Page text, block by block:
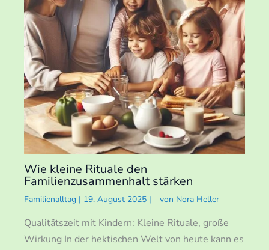
Wie kleine Rituale den
Familienzusammenhalt stärken
Familienalltag | 19. August 2025 | von Nora Heller
Qualitätszeit mit Kindern: Kleine Rituale, große
Wirkung In der hektischen Welt von heute kann es